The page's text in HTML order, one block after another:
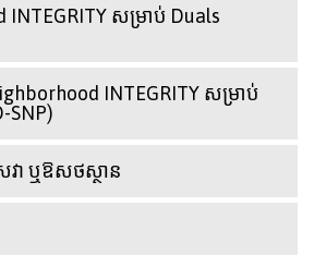
សម្រាប់ Duals
INTEGRITY សម្រាប់
SNP)
េវា ឬឱសថស្ថាន